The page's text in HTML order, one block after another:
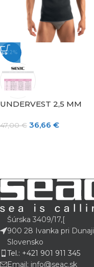
-22%
UNDERVEST 2,5 MM
47,00€ 36,66 €
Šúrska 3409/17,[
900 28 Ivanka pri Dunaji
Slovensko
Tel.: +421 901 911 345
Email: info@seac.sk